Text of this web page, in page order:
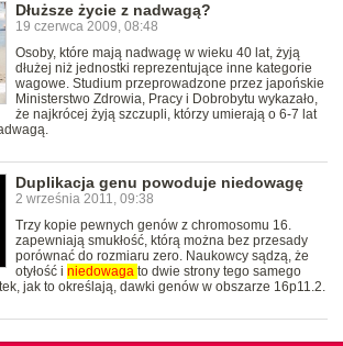
Dłuższe życie z nadwagą?
19 czerwca 2009, 08:48
Osoby, które mają nadwagę w wieku 40 lat, żyją
dłużej niż jednostki reprezentujące inne kategorie
wagowe. Studium przeprowadzone przez japońskie
Ministerstwo Zdrowia, Pracy i Dobrobytu wykazało,
że najkrócej żyją szczupli, którzy umierają o 6-7 lat
Duplikacja genu powoduje niedowagę
2 września 2011, 09:38
Trzy kopie pewnych genów z chromosomu 16.
zapewniają smukłość, którą można bez przesady
porównać do rozmiaru zero. Naukowcy sądzą, że
otyłość i niedowaga to dwie strony tego samego
jak to określają, dawki genów w obszarze 16p11.2.